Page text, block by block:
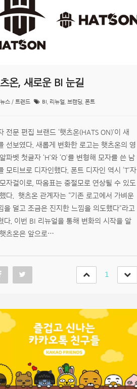
온, 새로운 BI 눈길
뉴스 / 트렌드 BI 리뉴얼 브랜딩 폰트
전문 편집 브랜드 ‘햇츠온(HATS ON)’이 새
선보였다. 새롭게 변화한 로고는 햇츠온의 영
파벳 첫글자 ‘H’와 ‘O’를 변형해 모자를 쓴 남
모티브로 디자인했다. 폰트 디자인 역시 ‘T’자
자걸이로, 따옴표는 중절모로 연상될 수 있도
다. 햇츠온 관계자는 “기존 로고에서 가벼운
을 덜고 조금은 진지한 느낌을 의도했다”라고
다. 이번 BI 리뉴얼을 통해 변화의 시작을 알
츠온은 앞으로…
1